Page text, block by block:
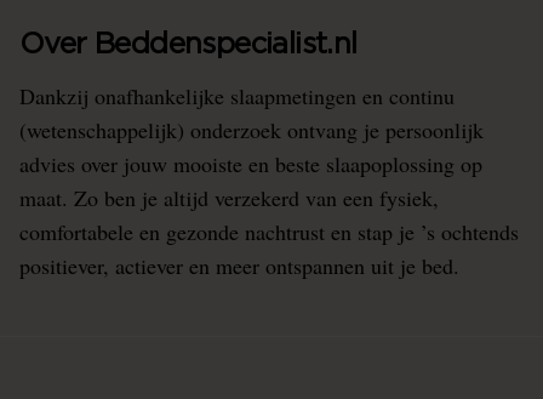
Over Beddenspecialist.nl
Dankzij onafhankelijke slaapmetingen en continu
(wetenschappelijk) onderzoek ontvang je persoonlijk
advies over jouw mooiste en beste slaapoplossing op
maat. Zo ben je altijd verzekerd van een fysiek,
comfortabele en gezonde nachtrust en stap je ’s ochtends
positiever, actiever en meer ontspannen uit je bed.